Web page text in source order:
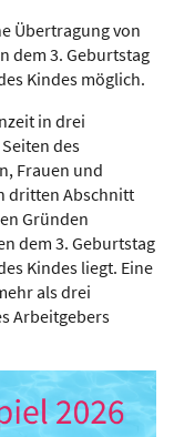
Übertragung von
dem 3. Geburtstag
Kindes möglich.
in drei
des
Frauen und
dritten Abschnitt
Gründen
dem 3. Geburtstag
Kindes liegt. Eine
als drei
Arbeitgebers